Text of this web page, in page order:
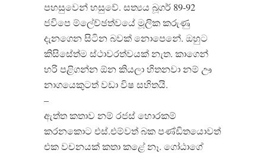
පහසුවෙන් හසුවේ. සත්‍යය බූගර් 89-92
ජවිපෙ ම්ලේච්ඡත්වයේ මූලික කරුණු
දැනගෙන සිටින බවක් නොපෙනේ. ඔහුට
කිසිසේත්ම ස්ථාවරත්වයක් නැත. කාගෙන්
හරි පළිගන්න ඕන කියලා හිතනවා නම් ඌ
නාගයෙකුටත් වඩා විෂ සහිතයි.
–
ඇත්ත කතාව නම් රජස් හොරකම්
කරනකොට එස්.එම්වත් බක පණ්ඩිතයොවත්
එක වචනයක් කතා කළේ නෑ. ගෝඨාගේ